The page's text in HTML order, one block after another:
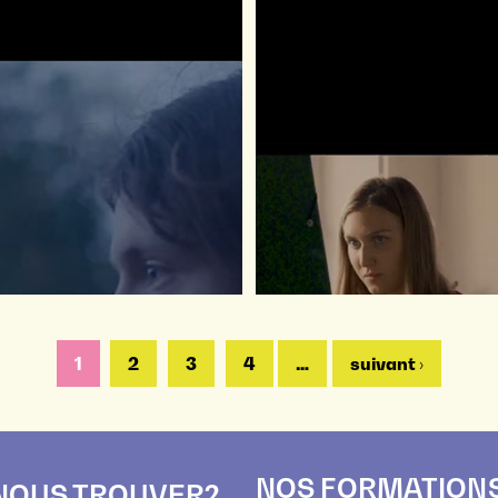
PAGES
1 2 3 4 … suivant ›
NOS